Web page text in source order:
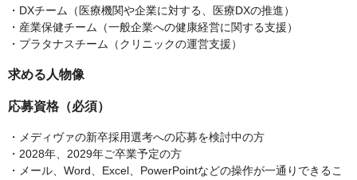
・DXチーム（医療機関や企業に対する、医療DXの推進）
・産業保健チーム（一般企業への健康経営に関する支援）
・プラタナスチーム（クリニックの運営支援）
求める人物像
応募資格（必須）
・メディヴァの新卒採用選考への応募を検討中の方
・2028年、2029年ご卒業予定の方
・メール、Word、Excel、PowerPointなどの操作が一通りできるこ